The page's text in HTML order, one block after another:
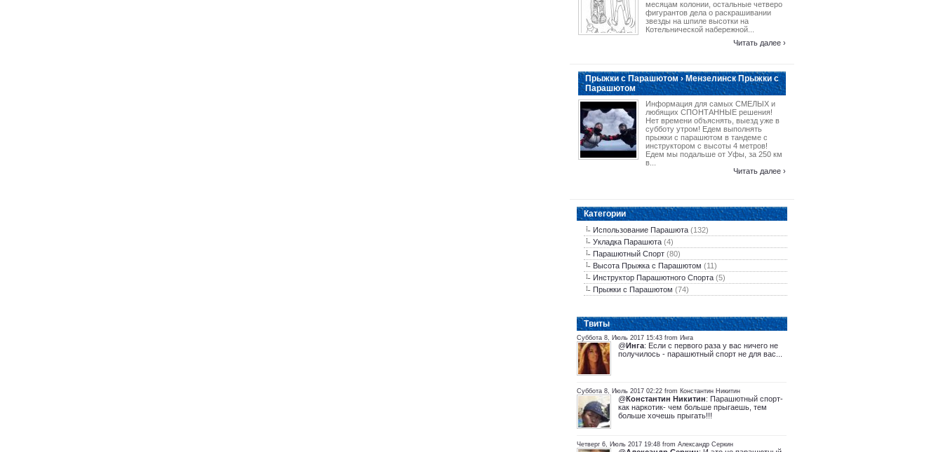
месяцам колонии, остальные четверо
фигурантов дела о раскрашивании
звезды на шпиле высотки на
Котельнической набережной...
Читать далее ›
Прыжки с Парашютом › Мензелинск Прыжки с
Парашютом
Информация для самых СМЕЛЫХ и
любящих СПОНТАННЫЕ решения!
Нет времени объяснять, выезд уже в
субботу утром! Едем выполнять
прыжки с парашютом в тандеме с
инструктором с высоты 4 метров!
Едем мы подальше от Уфы, за 250 км
в...
Читать далее ›
Категории
Использование Парашюта (132)
Укладка Парашюта (4)
Парашютный Спорт (80)
Высота Прыжка с Парашютом (11)
Инструктор Парашютного Спорта (5)
Прыжки с Парашютом (74)
Tвиты
Суббота 8, Июль 2017 15:43 from Инга
@Инга: Если с первого раза у вас ничего не
получилось - парашютный спорт не для вас...
Суббота 8, Июль 2017 02:22 from Константин Никитин
@Константин Никитин: Парашютный спорт-
как наркотик- чем больше прыгаешь, тем
больше хочешь прыгать!!!
Четверг 6, Июль 2017 19:48 from Александр Серкин